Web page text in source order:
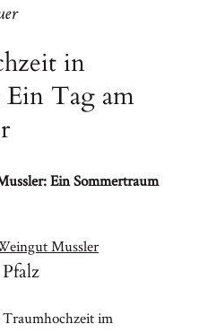
in
Ein Tag am
Ein Sommertraum
Mussler
im